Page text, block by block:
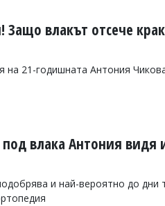
влакът отсече
на 21-годишната Антония
влака Антония видя
и най-вероятно до дни